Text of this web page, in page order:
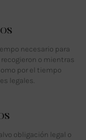
necesario para
o mientras
por el tiempo
legales.
obligación legal o